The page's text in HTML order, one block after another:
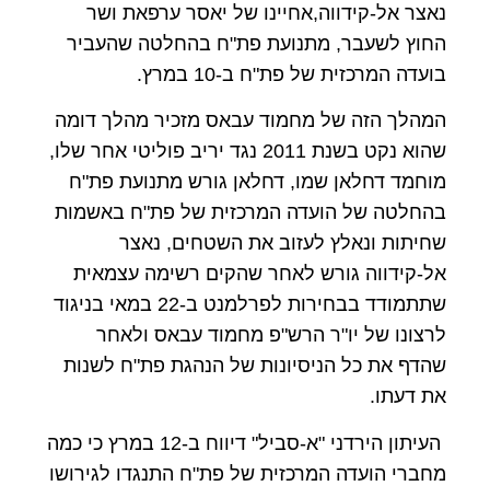
נאצר אל-קידווה,אחיינו של יאסר ערפאת ושר
החוץ לשעבר, מתנועת פת"ח בהחלטה שהעביר
בועדה המרכזית של פת"ח ב-10 במרץ.
המהלך הזה של מחמוד עבאס מזכיר מהלך דומה
שהוא נקט בשנת 2011 נגד יריב פוליטי אחר שלו,
מוחמד דחלאן שמו, דחלאן גורש מתנועת פת"ח
בהחלטה של הועדה המרכזית של פת"ח באשמות
שחיתות ונאלץ לעזוב את השטחים, נאצר
אל-קידווה גורש לאחר שהקים רשימה עצמאית
שתתמודד בבחירות לפרלמנט ב-22 במאי בניגוד
לרצונו של יו"ר הרש"פ מחמוד עבאס ולאחר
שהדף את כל הניסיונות של הנהגת פת"ח לשנות
את דעתו.
העיתון הירדני "א-סביל" דיווח ב-12 במרץ כי כמה
מחברי הועדה המרכזית של פת"ח התנגדו לגירושו